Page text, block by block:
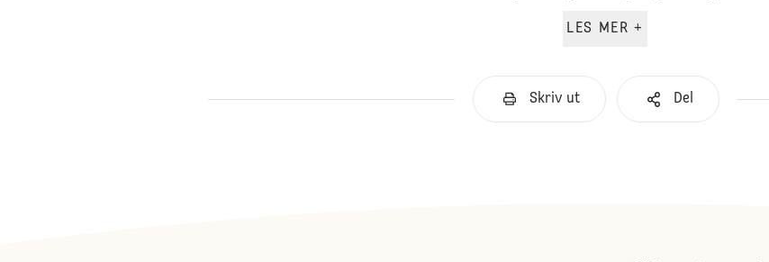
LES MER +
Skriv ut Del